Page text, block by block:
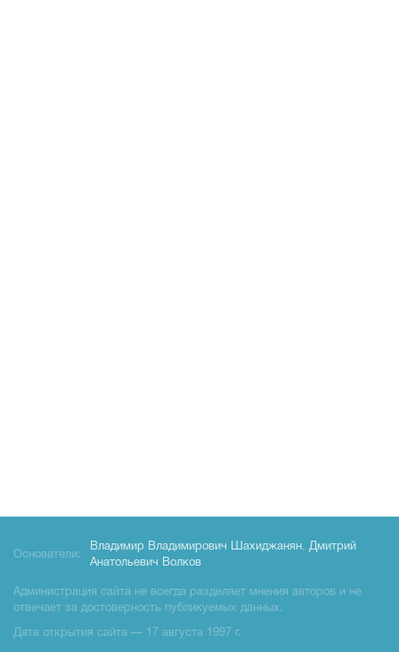
Основатели:
Владимир Владимирович Шахиджанян, Дмитрий
Анатольевич Волков
Администрация сайта не всегда разделяет мнения авторов и не
отвечает за достоверность публикуемых данных.
Дата открытия сайта — 17 августа 1997 г.